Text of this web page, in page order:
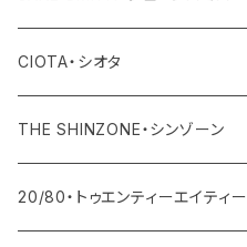
その他
ボトム
ワンピース・サロペット
その他
アウター
トップス
ボトム
CIOTA・シオタ
アウター
トップス
THE SHINZONE・シンゾーン
アウター
20/80・トゥエンティーエイティー